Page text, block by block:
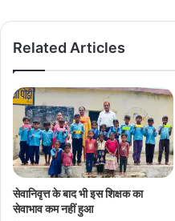
Related Articles
सेवानिवृत्त के बाद भी इस शिक्षक का
सेवाभाव कम नहीं हुआ